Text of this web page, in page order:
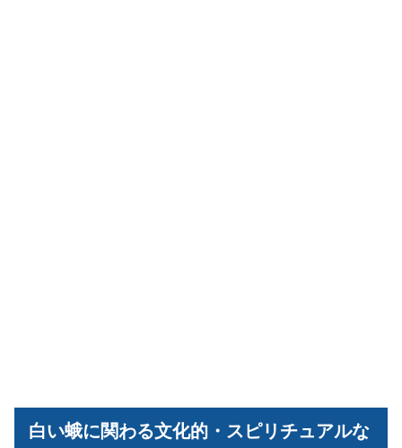
白い蛾に関わる文化的・スピリチュアルな